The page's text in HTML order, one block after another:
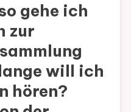
gehe ich
zur
will ich
hören?